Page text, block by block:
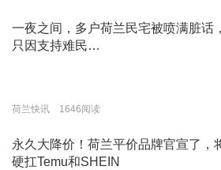
一夜之间，多户荷兰民宅被喷满脏话，
只因支持难民…
荷兰快讯 1646阅读
永久大降价！荷兰平价品牌官宣了，
硬扛Temu和SHEIN